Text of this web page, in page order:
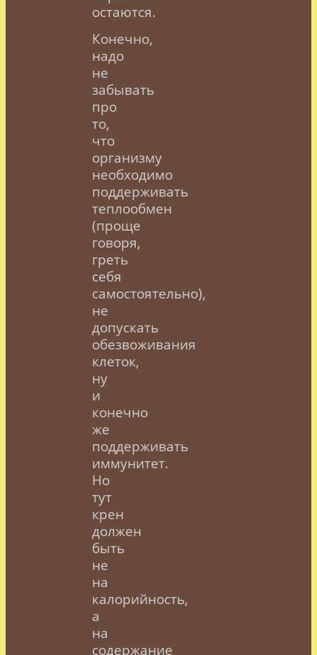
остаются.
Конечно,
надо
не
забывать
про
то,
что
организму
необходимо
поддерживать
теплообмен
(проще
говоря,
греть
себя
самостоятельно),
не
допускать
обезвоживания
клеток,
ну
и
конечно
же
поддерживать
иммунитет.
Но
тут
крен
должен
быть
не
на
калорийность,
а
на
содержание